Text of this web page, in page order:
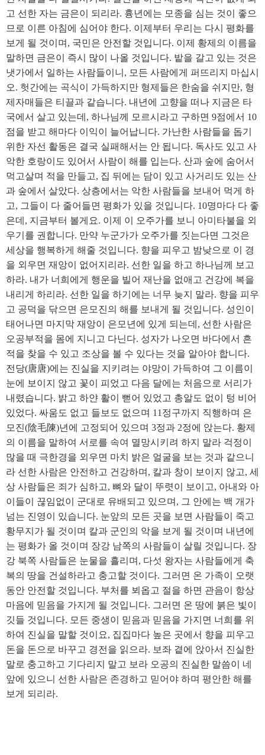
고 선한 자는 금은이 되리라. 흉년에는 모종을 심는 것이 좋으
므로 이른 아침에 심어야 한다. 이제부터 우리는 다시 평화를
보게 될 것이며, 국민은 안전할 것입니다. 이제 황제의 이름을
말하면 금은이 즉시 많이 나올 것입니다. 밭을 갈고 있는 것은
냇가에서 일하는 사람들이니, 모든 사람에게 퍼뜨리지 마십시
오. 헛간에는 곡식이 가득하지만 형제들은 한숨을 쉬지만, 형
제자매들은 티끌과 같습니다. 내년에 고향을 떠나 지금은 타
국에서 살고 있는데, 하나님께 모르시라고 구하면 9점에서 10
점을 받고 해마다 이익이 늘어납니다. 가난한 사람들을 돕기
위한 자선 활동은 결국 실패해서는 안 됩니다. 독사도 있고 사
악한 호랑이도 있어서 사람이 해를 입는다. 산과 숲에 숨어서
먹고살며 적을 만들고, 집 뒤에는 담이 있고 사거리도 있는 산
과 숲에서 살았다. 상층에서는 악한 사람들을 보내어 먹게 하
고, 그들이 다 줄어들면 평화가 있을 것입니다. 10명마다 다 좋
은데, 지금부터 볼게요. 이제 이 오주가를 보니 아미타불을 외
우기를 권합니다. 만약 누군가가 오주가를 짓는다면 그것은
세상을 행복하게 해줄 것입니다. 향을 피우고 밤낮으로 이 경
을 외우면 재앙이 없어지리라. 선한 일을 하고 하나님께 보고
하라. 내가 너희에게 행운을 빌어 재난을 없애고 건강에 복을
내리게 하리라. 선한 일을 하기에는 너무 늦지 말라. 향을 피우
고 공덕을 닦으면 은모진의 해를 보내게 될 것입니다. 성인이
태어나면 마지막 재앙이 은모년에 있게 되는데, 선한 사람은
오공부적을 몸에 지니고 다닌다. 성자가 나오면 바다에서 흔
적을 찾을 수 있고 조상을 볼 수 있다는 것을 알아야 합니다.
전당(唐唐)에는 진실을 지키려는 야망이 가득하여 그 이름이
눈에 보이지 않고 꽃이 피었고 다음 달에는 처음으로 서리가
내렸습니다. 밝고 하얀 활이 뻗어 있었고 총알도 없이 텅 비어
있었다. 싸움도 없고 들보도 없으며 11정구까지 직행하며 은
모진(陰毛陳)년에 고정되어 있으며 3정과 2정에 앉는다. 황제
의 이름을 말하여 서로를 속여 멸망시키려 하지 말라 걱정이
많을 때 극한경을 외우면 마치 밝은 얼굴을 보는 것과 같으니
라 선한 사람은 안전하고 건강하며, 칼과 창이 보이지 않고, 세
상 사람들은 죄가 심하고, 뼈와 달이 뚜렷이 보이고, 아내와 아
이들이 끊임없이 군대로 유배되고 있으며, 그 안에는 백 개가
넘는 진영이 있습니다. 눈앞의 모든 곳을 보면 사람들이 죽고
황무지가 될 것이며 칼과 군인의 악을 보게 될 것이며 내년에
는 평화가 올 것이며 장강 남쪽의 사람들이 살릴 것입니다. 장
강 북쪽 사람들은 눈물을 흘리며, 다섯 왕자는 사람들에게 축
복의 땅을 건설하라고 충고할 것이다. 그러면 온 가족이 오랫
동안 안전할 것입니다. 부처를 뵈옵고 절을 하면 관음이 항상
마음에 믿음을 가지게 될 것입니다. 그러면 온 땅에 붉은 빛이
깃들 것입니다. 모든 중생이 믿음과 믿음을 가지면 너희를 위
하여 진실을 말할 것이요, 집집마다 높은 곳에서 향을 피우고
돈을 돈으로 바꾸고 경전을 읽으라. 보좌 곁에 앉아서 진실한
말로 충고하고 기다리지 말고 보라 오공의 진실한 말씀이 네
앞에 있으니 선한 사람은 존경하고 믿어야 하며 평안한 해를
보게 되리라.